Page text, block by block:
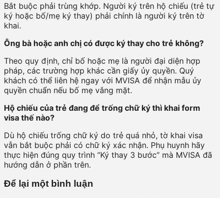
Bắt buộc phải trùng khớp. Người ký trên hộ chiếu (trẻ tự
ký hoặc bố/mẹ ký thay) phải chính là người ký trên tờ
khai.
Ông bà hoặc anh chị có được ký thay cho trẻ không?
Theo quy định, chỉ bố hoặc mẹ là người đại diện hợp
pháp, các trường hợp khác cần giấy ủy quyền. Quý
khách có thể liên hệ ngay với MVISA để nhận mẫu ủy
quyền chuẩn nếu bố mẹ vắng mặt.
Hộ chiếu của trẻ đang để trống chữ ký thì khai form
visa thế nào?
Dù hộ chiếu trống chữ ký do trẻ quá nhỏ, tờ khai visa
vẫn bắt buộc phải có chữ ký xác nhận. Phụ huynh hãy
thực hiện đúng quy trình “Ký thay 3 bước” mà MVISA đã
hướng dẫn ở phần trên.
Để lại một bình luận